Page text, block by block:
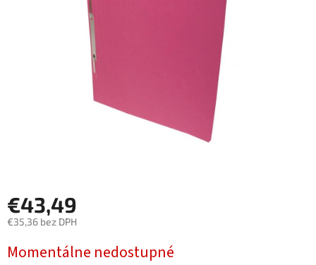
€43,49
€35,36 bez DPH
cena:
Momentálne nedostupné